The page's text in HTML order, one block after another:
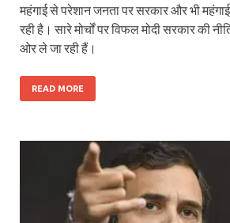
महंगाई से परेशान जनता पर सरकार और भी
रही है। सारे मोर्चों पर विफल मोदी सरकार की
ओर ले जा रही हैं।
READ MORE